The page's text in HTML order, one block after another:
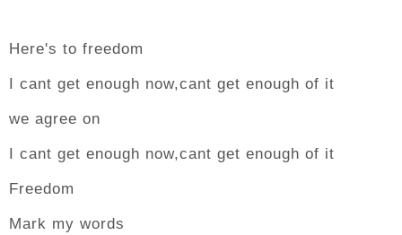
Here's to freedom
I cant get enough now,cant get enough of it
we agree on
I cant get enough now,cant get enough of it
Freedom
Mark my words